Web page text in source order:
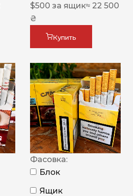
$500 за ящик≈ 22 500
₴
Купить
Фасовка:
Блок
Ящик